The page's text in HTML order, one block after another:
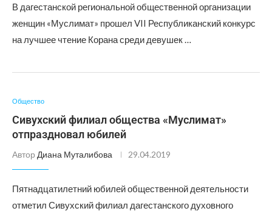
В дагестанской региональной общественной организации
женщин «Муслимат» прошел VII Республиканский конкурс
на лучшее чтение Корана среди девушек …
Общество
Сивухский филиал общества «Муслимат»
отпраздновал юбилей
Автор Диана Муталибова 29.04.2019
Пятнадцатилетний юбилей общественной деятельности
отметил Сивухский филиал дагестанского духовного